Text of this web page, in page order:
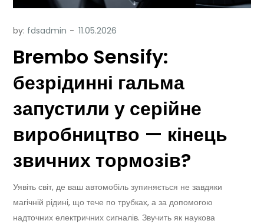
by: fdsadmin
Brembo Sensify:
безрідинні гальма
запустили у серійне
виробництво — кінець
звичних тормозів?
Уявіть світ, де ваш автомобіль зупиняється не завдяки
магічній рідині, що тече по трубках, а за допомогою
надточних електричних сигналів. Звучить як наукова